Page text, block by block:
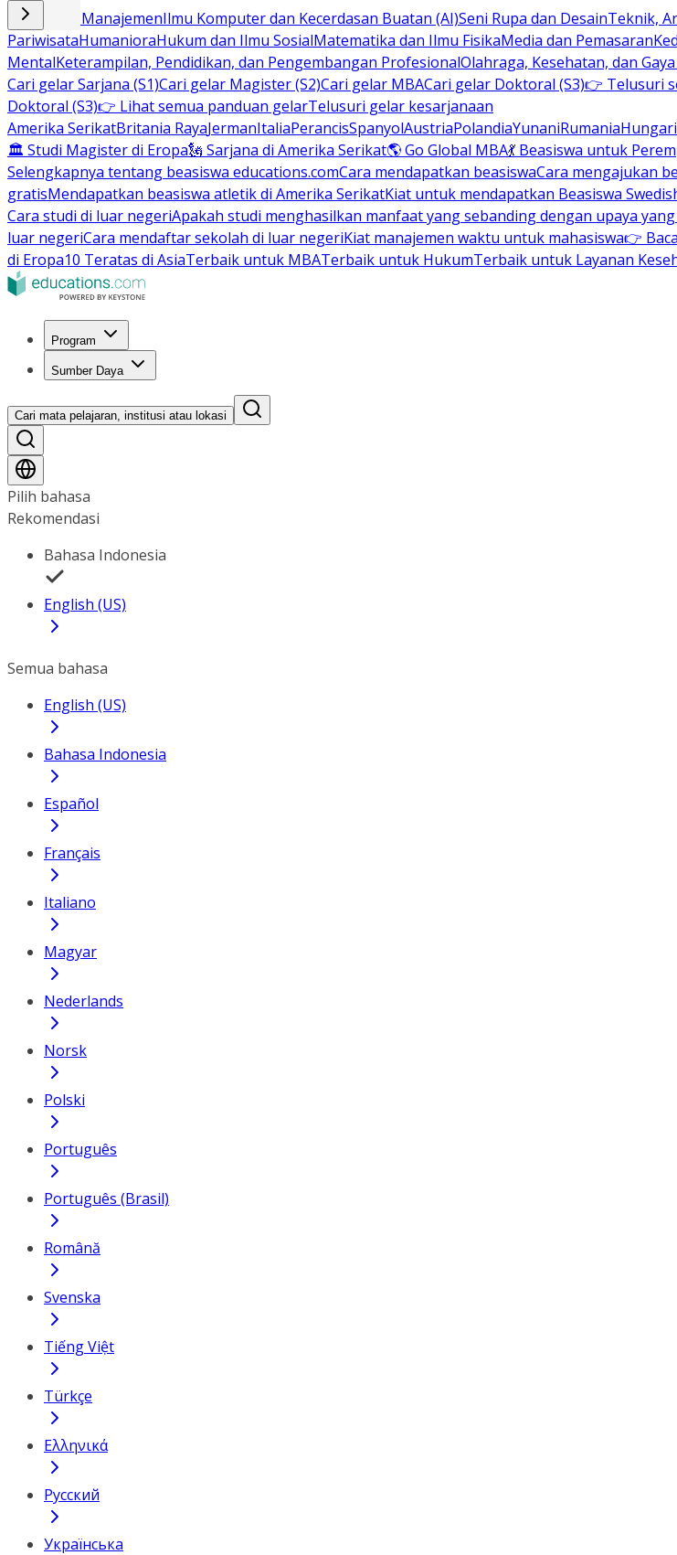
Bisnis dan ManajemenIlmu Komputer dan Kecerdasan Buatan (AI)Seni Rupa dan DesainTeknik,
PariwisataHumanioraHukum dan Ilmu SosialMatematika dan Ilmu FisikaMedia dan Pemasaran
MentalKeterampilan, Pendidikan, dan Pengembangan ProfesionalOlahraga, Kesehatan, dan
Cari gelar Sarjana (S1)Cari gelar Magister (S2)Cari gelar MBACari gelar Doktoral (S3)👉 Telusuri
Doktoral (S3)👉 Lihat semua panduan gelarTelusuri gelar kesarjanaan
Amerika SerikatBritania RayaJermanItaliaPerancisSpanyolAustriaPolandiaYunaniRumania
🏛 Studi Magister di Eropa🗽 Sarjana di Amerika Serikat🌎 Go Global MBA💃 Beasiswa untuk
Selengkapnya tentang beasiswa educations.comCara mendapatkan beasiswaCara mengajukan
gratisMendapatkan beasiswa atletik di Amerika SerikatKiat untuk mendapatkan Beasiswa
Cara studi di luar negeriApakah studi menghasilkan manfaat yang sebanding dengan upaya
luar negeriCara mendaftar sekolah di luar negeriKiat manajemen waktu untuk mahasiswa👉
di Eropa10 Teratas di AsiaTerbaik untuk MBATerbaik untuk HukumTerbaik untuk Layanan
Program
Sumber Daya
Cari mata pelajaran, institusi atau lokasi
Pilih bahasa
Rekomendasi
Bahasa Indonesia
English (US)
Semua bahasa
English (US)
Bahasa Indonesia
Español
Français
Italiano
Magyar
Nederlands
Norsk
Polski
Português
Português (Brasil)
Română
Svenska
Tiếng Việt
Türkçe
Ελληνικά
Русский
Українська